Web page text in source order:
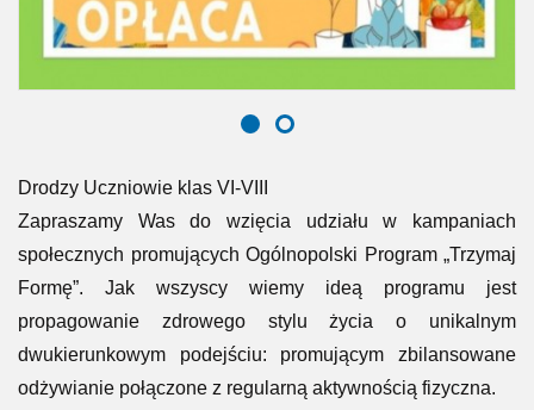
Drodzy Uczniowie klas VI-VIII
Zapraszamy Was do wzięcia udziału w kampaniach
społecznych promujących Ogólnopolski Program „Trzymaj
Formę”. Jak wszyscy wiemy ideą programu jest
propagowanie zdrowego stylu życia o unikalnym
dwukierunkowym podejściu: promującym zbilansowane
odżywianie połączone z regularną aktywnością fizyczna.